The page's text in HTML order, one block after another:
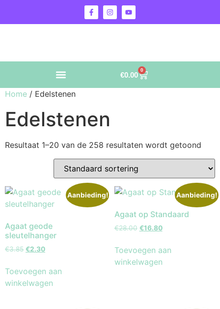
€0.00
0
Home / Edelstenen
Edelstenen
Resultaat 1–20 van de 258 resultaten wordt getoond
Aanbieding!
Agaat geode
sleutelhanger
€3.85 €2.30
Toevoegen aan
winkelwagen
Aanbieding!
Agaat op Standaard
€28.00 €16.80
Toevoegen aan
winkelwagen